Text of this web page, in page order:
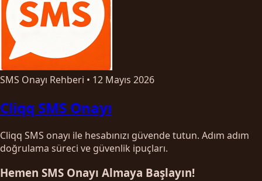
SMS Onayı Rehberi • 12 Mayıs 2026
Cliqq SMS Onayı
Cliqq SMS onayı ile hesabınızı güvende tutun. Adım adım
doğrulama süreci ve güvenlik ipuçları.
Hemen SMS Onayı Almaya Başlayın!